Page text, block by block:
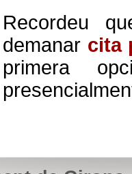
Recordeu
demanar cita
primera